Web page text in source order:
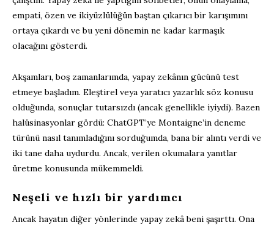
empati, özen ve ikiyüzlülüğün baştan çıkarıcı bir karışımını
ortaya çıkardı ve bu yeni dönemin ne kadar karmaşık
olacağını gösterdi.
Akşamları, boş zamanlarımda, yapay zekânın gücünü test
etmeye başladım. Eleştirel veya yaratıcı yazarlık söz konusu
olduğunda, sonuçlar tutarsızdı (ancak genellikle iyiydi). Bazen
halüsinasyonlar gördü: ChatGPT’ye Montaigne’in deneme
türünü nasıl tanımladığını sorduğumda, bana bir alıntı verdi ve
iki tane daha uydurdu. Ancak, verilen okumalara yanıtlar
üretme konusunda mükemmeldi.
Neşeli ve hızlı bir yardımcı
Ancak hayatın diğer yönlerinde yapay zekâ beni şaşırttı. Ona